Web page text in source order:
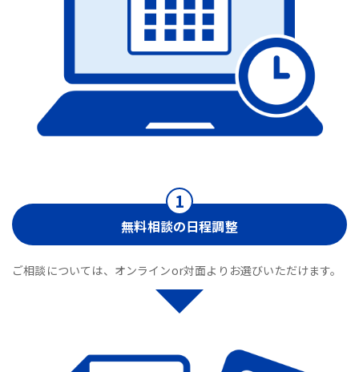
無料相談の日程調整
ご相談については、オンラインor対面よりお選びいただけます。